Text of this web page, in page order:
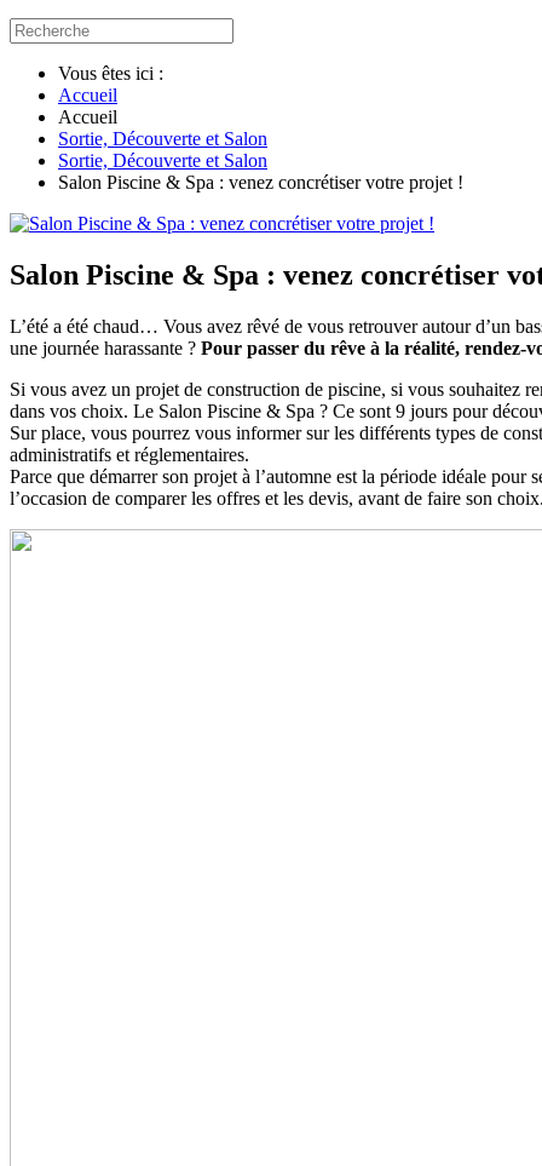
Vous êtes ici :
Accueil
Accueil
Sortie, Découverte et Salon
Sortie, Découverte et Salon
Salon Piscine & Spa : venez concrétiser votre projet !
Salon Piscine & Spa : venez concrétiser
L’été a été chaud… Vous avez rêvé de vous retrouver autour d’un
une journée harassante ? Pour passer du rêve à la réalité, rendez-
Si vous avez un projet de construction de piscine, si vous souhaitez
dans vos choix. Le Salon Piscine & Spa ? Ce sont 9 jours pour
Sur place, vous pourrez vous informer sur les différents types de
administratifs et réglementaires.
Parce que démarrer son projet à l’automne est la période idéale
l’occasion de comparer les offres et les devis, avant de faire son